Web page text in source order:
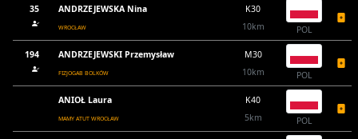
35 ANDRZEJEWSKA Nina
WROCŁAW
K30
10km
POL
194 ANDRZEJEWSKI Przemysław
FIZJOGAB BOLKÓW
M30
10km
POL
ANIOŁ Laura
MAMY ATUT WROCŁAW
K40
5km
POL